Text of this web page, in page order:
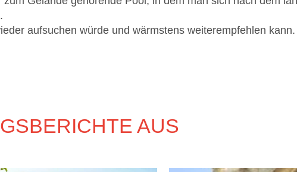
aufsuchen würde und wärmstens weiterempfehlen kann.
AUS